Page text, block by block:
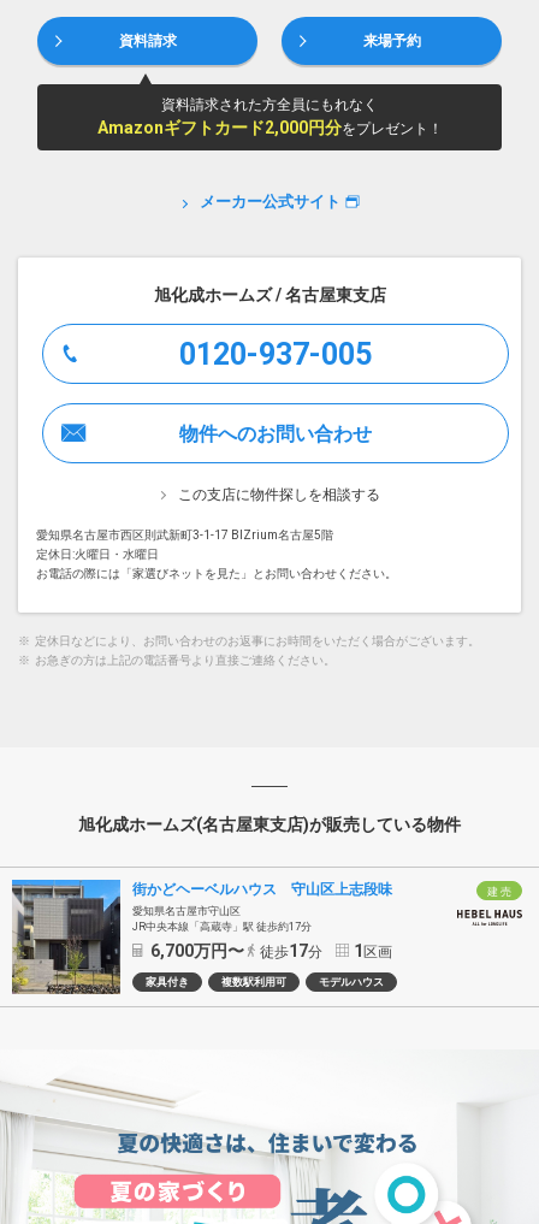
資料請求 来場予約
資料請求された方全員にもれなく
Amazonギフトカード2,000円分をプレゼント！
メーカー公式サイト
旭化成ホームズ / 名古屋東支店
0120-937-005
物件へのお問い合わせ
この支店に物件探しを相談する
愛知県名古屋市西区則武新町3-1-17 BIZrium名古屋5階
定休日:火曜日・水曜日
お電話の際には「家選びネットを見た」とお問い合わせください。
※ 定休日などにより、お問い合わせのお返事にお時間をいただく場合がございます。
※ お急ぎの方は上記の電話番号より直接ご連絡ください。
旭化成ホームズ(名古屋東支店)が販売している物件
建 売
街かどヘーベルハウス 守山区上志段味
愛知県名古屋市守山区
JR中央本線「高蔵寺」駅 徒歩約17分
6,700万円〜 徒歩17分 1 区画
家具付き 複数駅利用可 モデルハウス